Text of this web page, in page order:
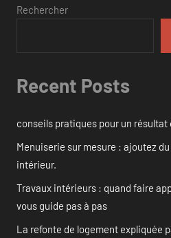
Rechercher
Recent Posts
conseils pratiques pour un résultat
Menuiserie sur mesure : ajoutez
intérieur.
Travaux intérieurs : quand faire
vous guide pas à pas
La refonte de logement expliquée